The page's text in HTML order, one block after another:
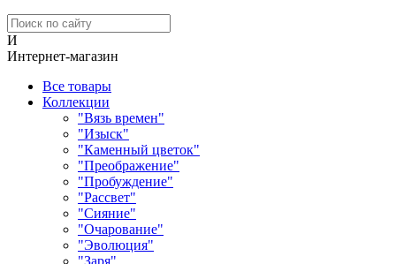
И
Интернет-магазин
Все товары
Коллекции
"Вязь времен"
"Изыск"
"Каменный цветок"
"Преображение"
"Пробуждение"
"Рассвет"
"Сияние"
"Очарование"
"Эволюция"
"Заря"